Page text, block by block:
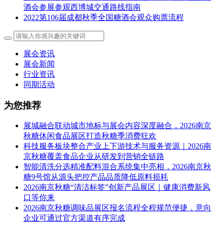
酒会参展参观西博城交通路线指南
2022第106届成都秋季全国糖酒会观众购票流程
展会资讯
展会新闻
行业资讯
同期活动
为您推荐
展城融合联动城市地标与展会内容深度融合，2026南京
秋糖休闲食品展区打造秋糖季消费狂欢
科技服务板块整合产业上下游技术与服务资源｜2026南
京秋糖覆盖食品企业从研发到营销全链路
智能清洗分选精准配料混合系统集中亮相，2026南京秋
糖9号馆从源头把控产品品质降低原料损耗
2026南京秋糖“清洁标签”创新产品展区｜健康消费新风
口等你来
2026南京秋糖调味品展区报名流程全程规范便捷，意向
企业可通过官方渠道有序完成